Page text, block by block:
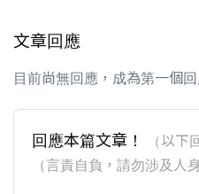
文章回應
目前尚無回應，成為第一個回
回應本篇文章！
（以下
（言責自負，請勿涉及人